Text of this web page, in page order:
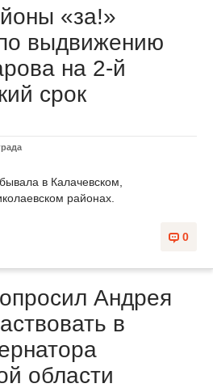
«за!»
выдвижению
на 2-й
срок
в Калачевском,
районах.
0
Андрея
в
области